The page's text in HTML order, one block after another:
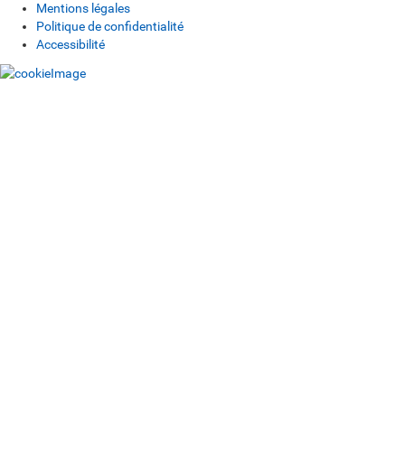
Mentions légales
Politique de confidentialité
Accessibilité